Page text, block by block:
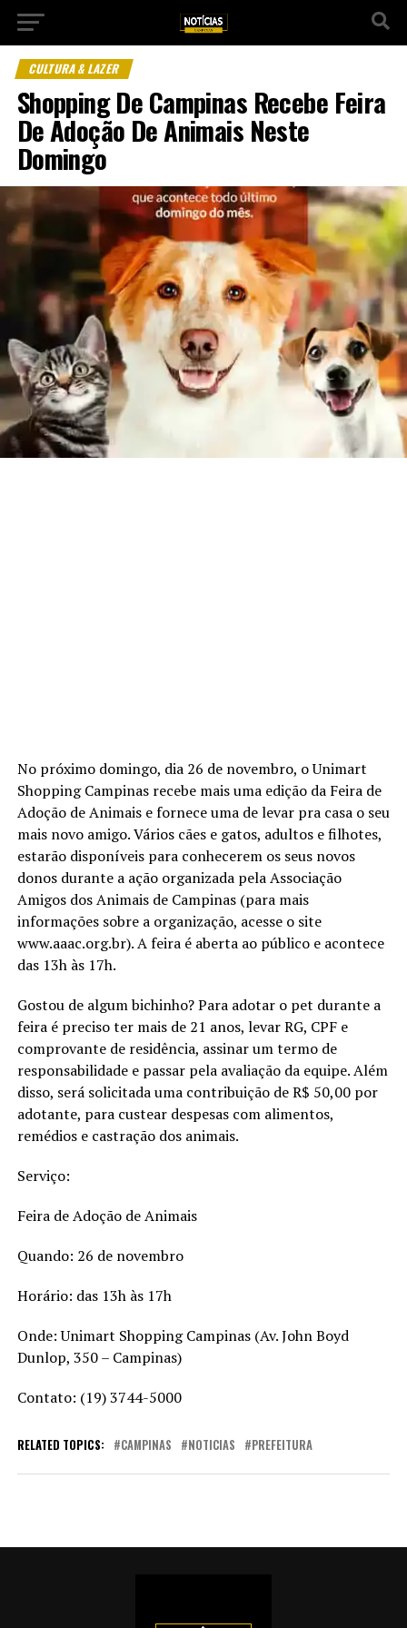
CULTURA & LAZER
Shopping De Campinas Recebe Feira
De Adoção De Animais Neste
Domingo
No próximo domingo, dia 26 de novembro, o Unimart
Shopping Campinas recebe mais uma edição da Feira de
Adoção de Animais e fornece uma de levar pra casa o seu
mais novo amigo. Vários cães e gatos, adultos e filhotes,
estarão disponíveis para conhecerem os seus novos
donos durante a ação organizada pela Associação
Amigos dos Animais de Campinas (para mais
informações sobre a organização, acesse o site
www.aaac.org.br). A feira é aberta ao público e acontece
das 13h às 17h.
Gostou de algum bichinho? Para adotar o pet durante a
feira é preciso ter mais de 21 anos, levar RG, CPF e
comprovante de residência, assinar um termo de
responsabilidade e passar pela avaliação da equipe. Além
disso, será solicitada uma contribuição de R$ 50,00 por
adotante, para custear despesas com alimentos,
remédios e castração dos animais.
Serviço:
Feira de Adoção de Animais
Quando: 26 de novembro
Horário: das 13h às 17h
Onde: Unimart Shopping Campinas (Av. John Boyd
Dunlop, 350 – Campinas)
Contato: (19) 3744-5000
RELATED TOPICS: CAMPINAS NOTICIAS PREFEITURA